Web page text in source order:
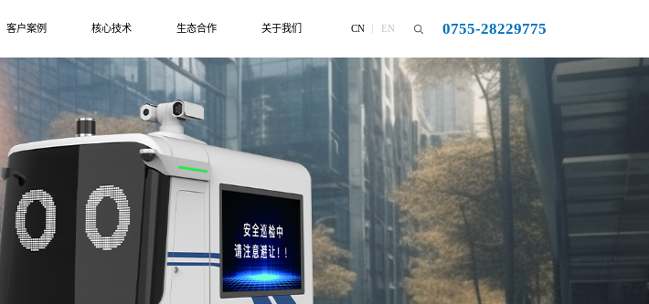
客户案例 核心技术 生态合作 关于我们 CN EN 0755-28229775